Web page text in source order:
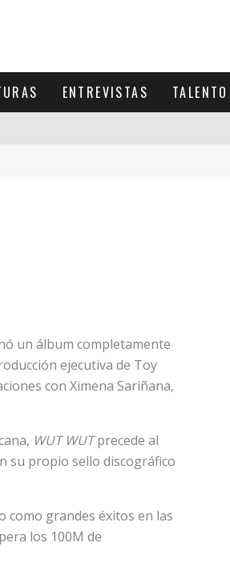
ENTREVISTAS
un álbum completamente
ejecutiva de Toy
con Ximena Sariñana,
WUT WUTprecede al
su propio sello discográfico
como grandes éxitos en las
los 100M de